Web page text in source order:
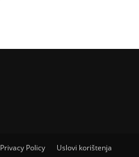
Privacy Policy
Uslovi korištenja